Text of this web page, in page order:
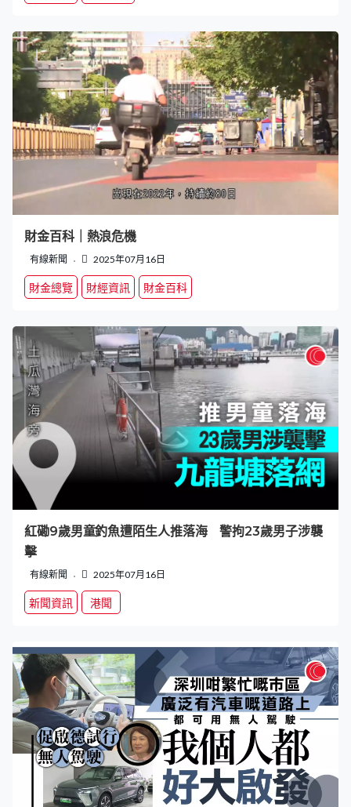
財金百科｜熱浪危機
有線新聞 2025年07月16日
財金總覽 財經資訊 財金百科
紅磡9歲男童釣魚遭陌生人推落海 警拘23歲男子涉襲
擊
有線新聞 2025年07月16日
新聞資訊 港聞